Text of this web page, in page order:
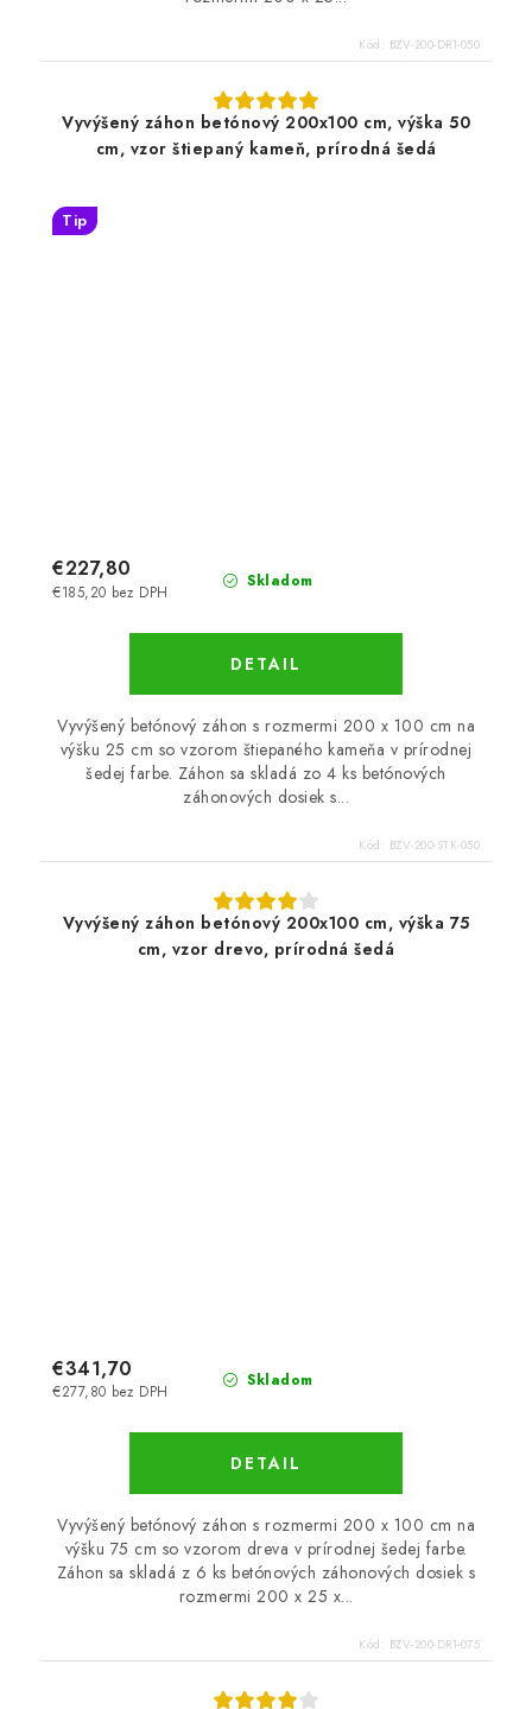
Kód: BZV-200-DR1-050
Vyvýšený záhon betónový 200x100 cm, výška 50
cm, vzor štiepaný kameň, prírodná šedá
Tip
Skladom
€185,20 bez DPH
€227,80
DETAIL
Vyvýšený betónový záhon s rozmermi 200 x 100 cm na
výšku 25 cm so vzorom štiepaného kameňa v prírodnej
šedej farbe. Záhon sa skladá zo 4 ks betónových
záhonových dosiek s...
Kód: BZV-200-STK-050
Vyvýšený záhon betónový 200x100 cm, výška 75
cm, vzor drevo, prírodná šedá
Skladom
€277,80 bez DPH
€341,70
DETAIL
Vyvýšený betónový záhon s rozmermi 200 x 100 cm na
výšku 75 cm so vzorom dreva v prírodnej šedej farbe.
Záhon sa skladá z 6 ks betónových záhonových dosiek s
rozmermi 200 x 25 x...
Kód: BZV-200-DR1-075